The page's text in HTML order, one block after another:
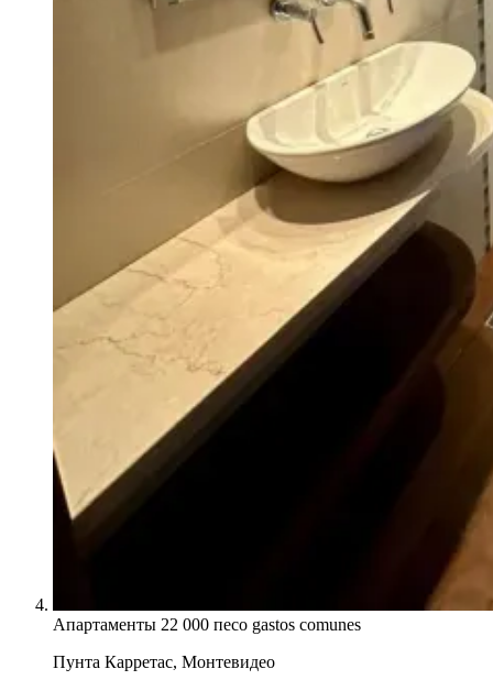
Апартаменты 22 000 песо gastos comunes
Пунта Карретас, Монтевидео